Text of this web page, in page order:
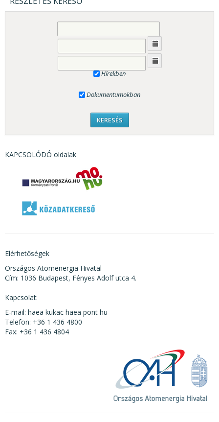
Hírekben
Dokumentumokban
KAPCSOLÓDÓ oldalak
Elérhetőségek
Országos Atomenergia Hivatal
Cím: 1036 Budapest, Fényes Adolf utca 4.
Kapcsolat:
E-mail: haea kukac haea pont hu
Telefon: +36 1 436 4800
Fax: +36 1 436 4804